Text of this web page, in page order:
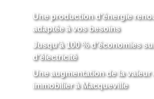
Une production d'énergie
adaptée à vos besoins
Jusqu'à 100 % d'économies
d'électricité
Une augmentation de la valeur
immobilier à Macqueville